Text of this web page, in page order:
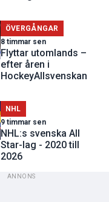
ÖVERGÅNGAR
8 timmar sen
Flyttar utomlands –
efter åren i
HockeyAllsvenskan
NHL
9 timmar sen
NHL:s svenska All
Star-lag - 2020 till
2026
ANNONS